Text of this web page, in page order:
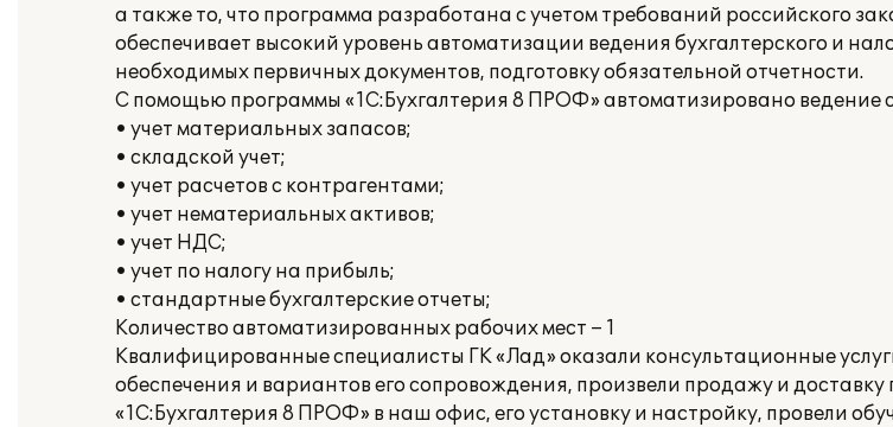
а также то, что программа разработана с учетом требований российского
обеспечивает высокий уровень автоматизации ведения бухгалтерского и
необходимых первичных документов, подготовку обязательной отчетности.
С помощью программы «1С:Бухгалтерия 8 ПРОФ» автоматизировано ведение
• учет материальных запасов;
• складской учет;
• учет расчетов с контрагентами;
• учет нематериальных активов;
• учет НДС;
• учет по налогу на прибыль;
• стандартные бухгалтерские отчеты;
Количество автоматизированных рабочих мест – 1
Квалифицированные специалисты ГК «Лад» оказали консультационные
обеспечения и вариантов его сопровождения, произвели продажу и
«1С:Бухгалтерия 8 ПРОФ» в наш офис, его установку и настройку, провели